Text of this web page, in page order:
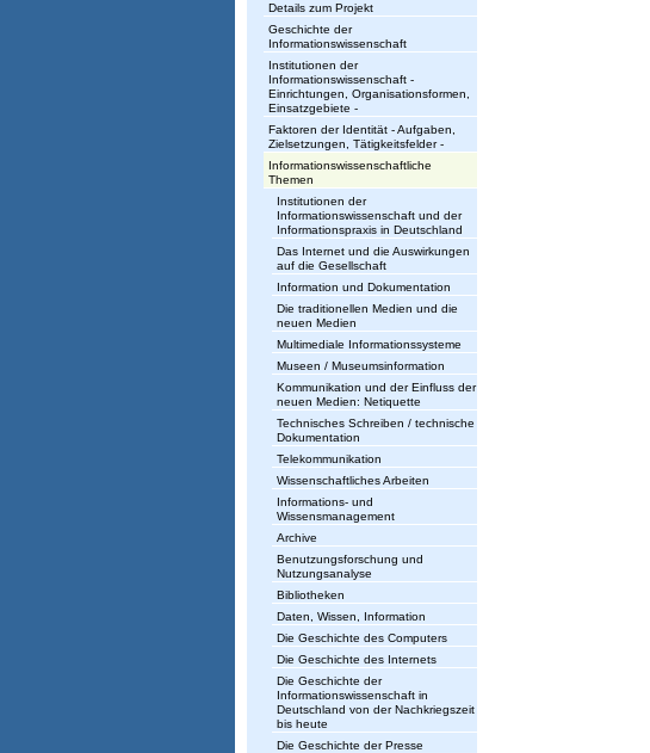
s
s
c
Details zum Projekt
Geschichte der
Informationswissenschaft
Institutionen der
Informationswissenschaft -
Einrichtungen, Organisationsformen,
Einsatzgebiete -
Faktoren der Identität - Aufgaben,
Zielsetzungen, Tätigkeitsfelder -
Informationswissenschaftliche
Themen
Institutionen der
Informationswissenschaft und der
Informationspraxis in Deutschland
Das Internet und die Auswirkungen
auf die Gesellschaft
Information und Dokumentation
Die traditionellen Medien und die
neuen Medien
Multimediale Informationssysteme
Museen / Museumsinformation
Kommunikation und der Einfluss der
neuen Medien: Netiquette
Technisches Schreiben / technische
Dokumentation
Telekommunikation
Wissenschaftliches Arbeiten
Informations- und
Wissensmanagement
Archive
Benutzungsforschung und
Nutzungsanalyse
Bibliotheken
Daten, Wissen, Information
Die Geschichte des Computers
Die Geschichte des Internets
Die Geschichte der
Informationswissenschaft in
Deutschland von der Nachkriegszeit
bis heute
Die Geschichte der Presse